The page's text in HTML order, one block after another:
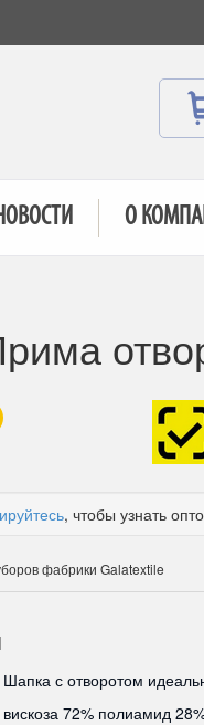
О
, чтобы узнать
фабрики Galatextile
Шапка с отворотом
вискоза 72% полиамид